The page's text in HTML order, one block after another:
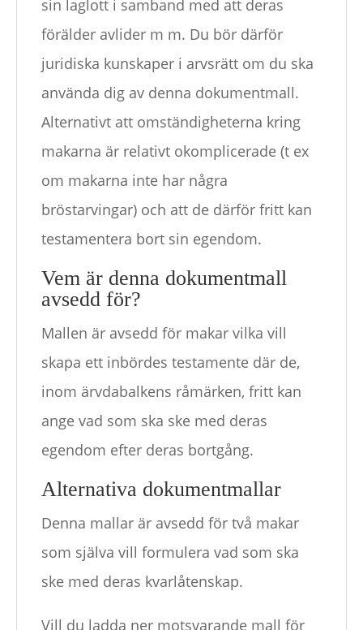
sin laglott i samband med att deras
förälder avlider m m. Du bör därför
juridiska kunskaper i arvsrätt om du ska
använda dig av denna dokumentmall.
Alternativt att omständigheterna kring
makarna är relativt okomplicerade (t ex
om makarna inte har några
bröstarvingar) och att de därför fritt kan
testamentera bort sin egendom.
Vem är denna dokumentmall
avsedd för?
Mallen är avsedd för makar vilka vill
skapa ett inbördes testamente där de,
inom ärvdabalkens råmärken, fritt kan
ange vad som ska ske med deras
egendom efter deras bortgång.
Alternativa dokumentmallar
Denna mallar är avsedd för två makar
som själva vill formulera vad som ska
ske med deras kvarlåtenskap.
Vill du ladda ner motsvarande mall för